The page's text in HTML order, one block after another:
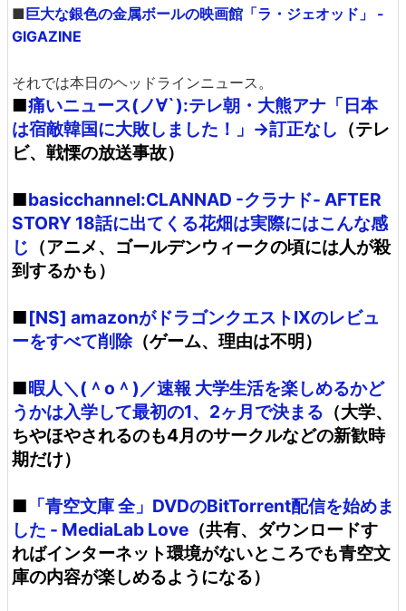
■ 巨大な銀色の金属ボールの映画館「ラ・ジェオッド」 -
GIGAZINE
それでは本日のヘッドラインニュース。
■痛いニュース(ノ∀`):テレ朝・大熊アナ「日本
は宿敵韓国に大敗しました！」→訂正なし （テレ
ビ、戦慄の放送事故）
■basicchannel:CLANNAD -クラナド- AFTER
STORY 18話に出てくる花畑は実際にはこんな感
じ （アニメ、ゴールデンウィークの頃には人が殺
到するかも）
■[NS] amazonがドラゴンクエストIXのレビュ
ーをすべて削除（ゲーム、理由は不明）
■暇人＼(＾o＾)／速報 大学生活を楽しめるかど
うかは入学して最初の1、2ヶ月で決まる （大学、
ちやほやされるのも4月のサークルなどの新歓時
期だけ）
■ 「青空文庫 全」DVDのBitTorrent配信を始めま
した - MediaLab Love （共有、ダウンロードす
ればインターネット環境がないところでも青空文
庫の内容が楽しめるようになる）